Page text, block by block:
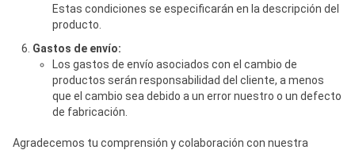
Estas condiciones se especificarán en la descripción del
producto.
Gastos de envío:
Los gastos de envío asociados con el cambio de
productos serán responsabilidad del cliente, a menos
que el cambio sea debido a un error nuestro o un defecto
de fabricación.
Agradecemos tu comprensión y colaboración con nuestra